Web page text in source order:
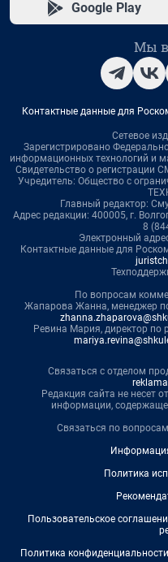
Google Play
Мы в
Контактные данные для
Сетевое
Зарегистрировано
информационных технологий и
Свидетельство о регистрации
Учредитель: Общество с
Главный редактор:
Адрес редакции: 400005, г.
8
Электронный
Контактные данные для
По вопросам
Жапарова Жанна, менеджер
Ревина Мария, директор по
Связаться с отделом
Редакция сайта не несет
информации,
Связаться по
Политика
Пользовательское
Политика